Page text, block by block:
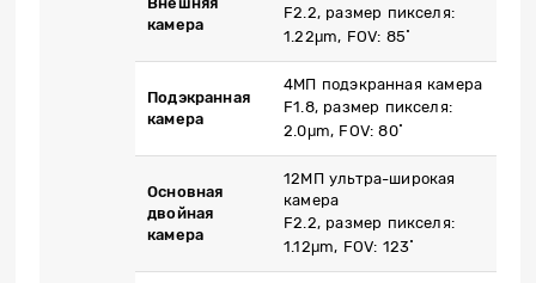
камера
F2.2, размер пикселя:
1.22μm, FOV: 85˚
Подэкранная
камера
4МП подэкранная камера
F1.8, размер пикселя:
2.0μm, FOV: 80˚
Основная
двойная
камера
12МП ультра-широкая
камера
F2.2, размер пикселя:
1.12μm, FOV: 123˚